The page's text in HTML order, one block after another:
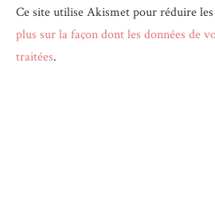
Ce site utilise Akismet pour réduire
plus sur la façon dont les données de
traitées.